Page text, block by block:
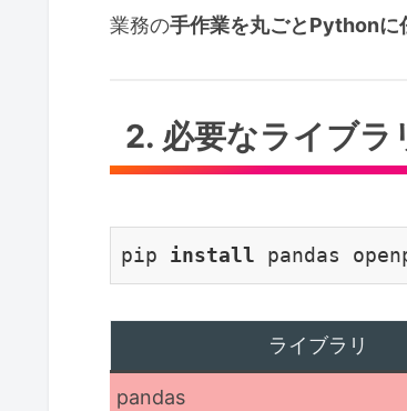
業務の手作業を丸ごとPythonに
2. 必要なライブラ
pip install pandas
ライブラリ
pandas